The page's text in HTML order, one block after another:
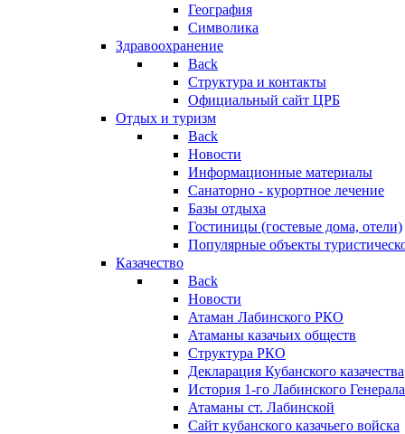
География
Символика
Здравоохранение
Back
Структура и контакты
Официальный сайт ЦРБ
Отдых и туризм
Back
Новости
Информационные материалы
Санаторно - курортное лечение
Базы отдыха
Гостиницы (гостевые дома, отели)
Популярные объекты
Казачество
Back
Новости
Атаман Лабинского РКО
Атаманы казачьих обществ
Структура РКО
Декларация Кубанского казачества
История 1-го Лабинского
Атаманы ст. Лабинской
Cайт кубанского казачьего войска